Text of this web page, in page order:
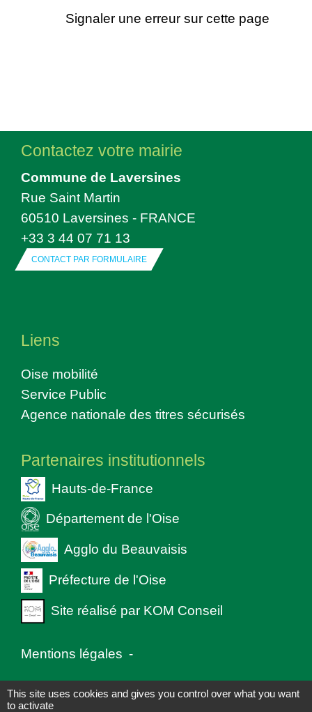
Signaler une erreur sur cette page
Contactez votre mairie
Commune de Laversines
Rue Saint Martin
60510 Laversines - FRANCE
+33 3 44 07 71 13
CONTACT PAR FORMULAIRE
Liens
Oise mobilité
Service Public
Agence nationale des titres sécurisés
Partenaires institutionnels
Hauts-de-France
Département de l'Oise
Agglo du Beauvaisis
Préfecture de l'Oise
Site réalisé par KOM Conseil
Mentions légales -
Politique de confidentialité - Accessibilité -
This site uses cookies and gives you control over what you want
to activate